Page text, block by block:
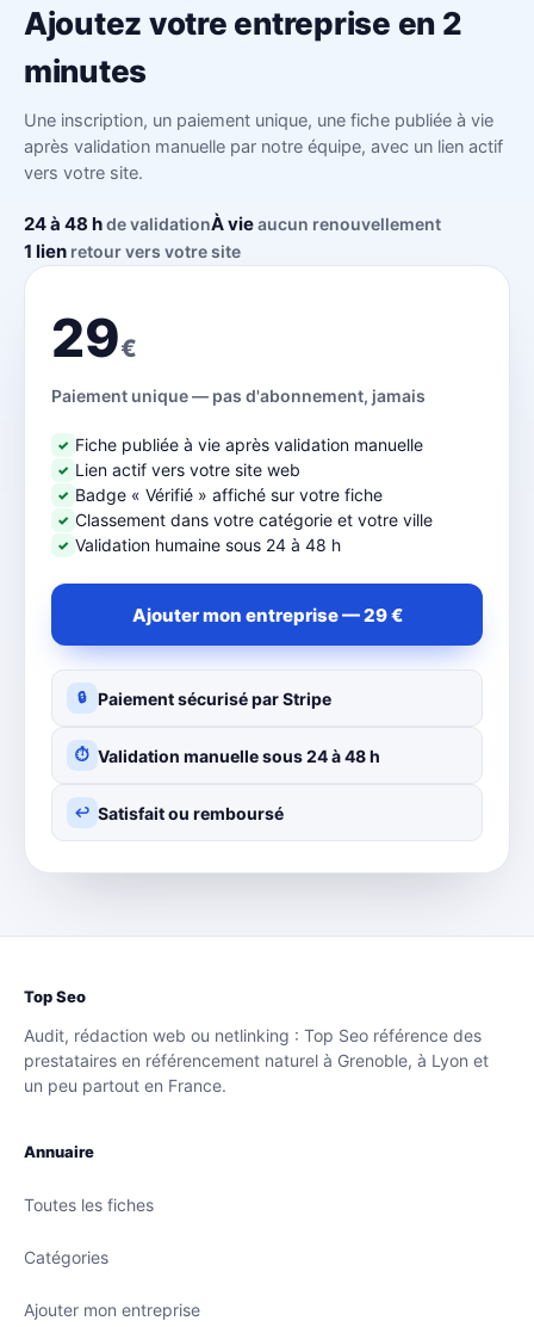
Ajoutez votre entreprise en 2
minutes
Une inscription, un paiement unique, une fiche publiée à vie
après validation manuelle par notre équipe, avec un lien actif
vers votre site.
24 à 48 hde validationÀ vieaucun renouvellement
1 lien retour vers votre site
29€
Paiement unique — pas d'abonnement, jamais
✓ Fiche publiée à vie après validation manuelle
✓ Lien actif vers votre site web
✓ Badge « Vérifié » affiché sur votre fiche
✓ Classement dans votre catégorie et votre ville
✓ Validation humaine sous 24 à 48 h
Ajouter mon entreprise — 29 €
🔒 Paiement sécurisé par Stripe
⏱ Validation manuelle sous 24 à 48 h
↩ Satisfait ou remboursé
Top Seo
Audit, rédaction web ou netlinking : Top Seo référence des
prestataires en référencement naturel à Grenoble, à Lyon et
un peu partout en France.
Annuaire
Toutes les fiches
Catégories
Ajouter mon entreprise